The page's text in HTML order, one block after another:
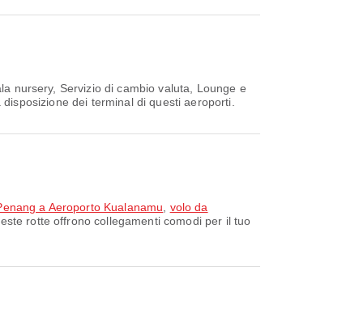
nursery, Servizio di cambio valuta, Lounge e
dei terminal di questi aeroporti.
a Aeroporto Kualanamu
volo da
rotte offrono collegamenti comodi per il tuo